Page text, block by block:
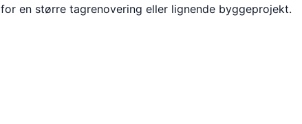
for en større tagrenovering eller lignende byggeprojekt.